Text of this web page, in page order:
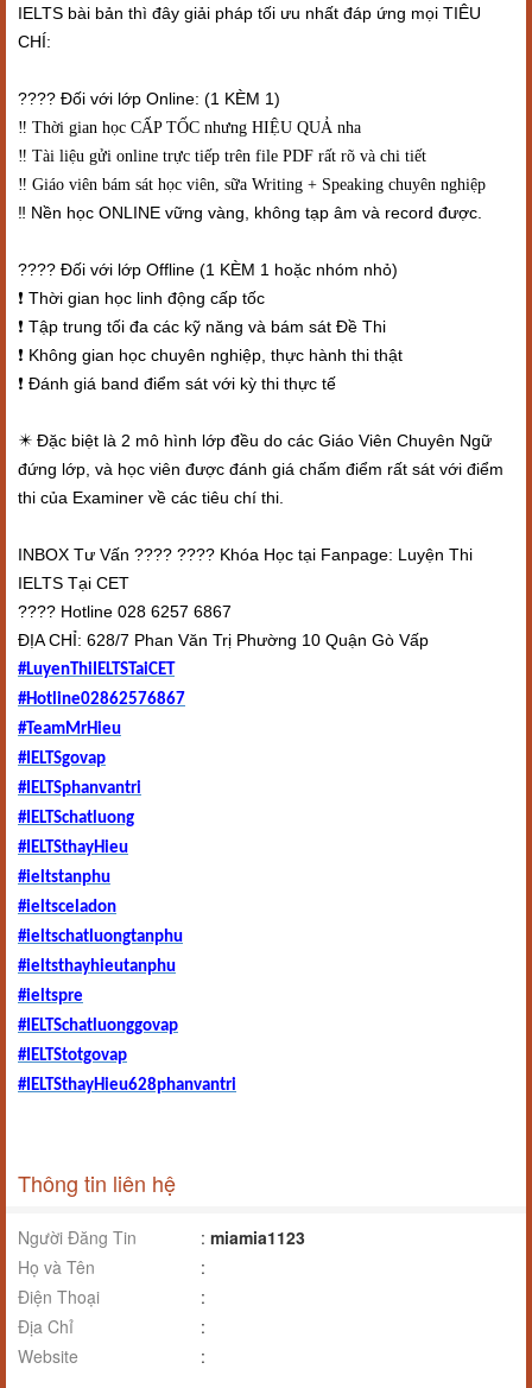
IELTS bài bản thì đây giải pháp tối ưu nhất đáp ứng mọi TIÊU
CHÍ:
???? Đối với lớp Online: (1 KÈM 1)
‼️ Thời gian học CẤP TỐC nhưng HIỆU QUẢ nha
‼️ Tài liệu gửi online trực tiếp trên file PDF rất rõ và chi tiết
‼️ Giáo viên bám sát học viên, sữa Writing + Speaking chuyên nghiệp
‼️ Nền học ONLINE vững vàng, không tạp âm và record được.
???? Đối với lớp Offline (1 KÈM 1 hoặc nhóm nhỏ)
❗ Thời gian học linh động cấp tốc
❗ Tập trung tối đa các kỹ năng và bám sát Đề Thi
❗ Không gian học chuyên nghiệp, thực hành thi thật
❗ Đánh giá band điểm sát với kỳ thi thực tế
✴ ️ Đặc biệt là 2 mô hình lớp đều do các Giáo Viên Chuyên Ngữ
đứng lớp, và học viên được đánh giá chấm điểm rất sát với điểm
thi của Examiner về các tiêu chí thi.
INBOX Tư Vấn ???? ???? Khóa Học tại Fanpage: Luyện Thi
IELTS Tại CET
️???? ️Hotline 028 6257 6867
ĐỊA CHỈ: 628/7 Phan Văn Trị Phường 10 Quận Gò Vấp
#LuyenThiIELTSTaiCET
#Hotline02862576867
#TeamMrHieu
#IELTSgovap
#IELTSphanvantri
#IELTSchatluong
#IELTSthayHieu
#ieltstanphu
#ieltsceladon
#ieltschatluongtanphu
#ieltsthayhieutanphu
#ieltspre
#IELTSchatluonggovap
#IELTStotgovap
#IELTSthayHieu628phanvantri
Thông tin liên hệ
Người Đăng Tin : miamia1123
Họ và Tên
:
Điện Thoại
:
Địa Chỉ
:
Website
: